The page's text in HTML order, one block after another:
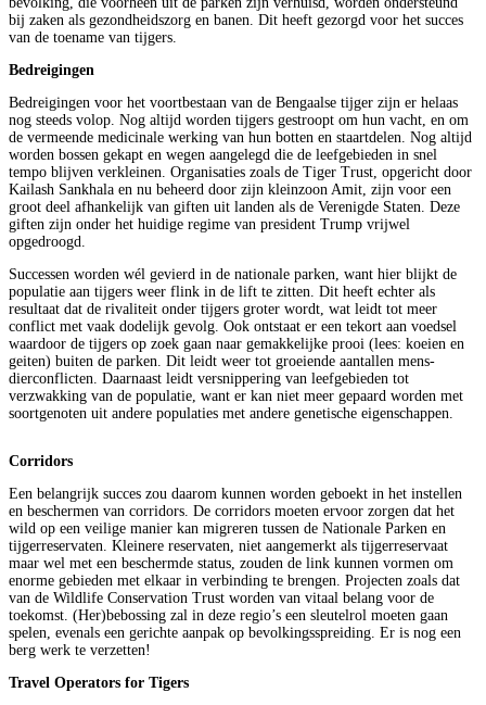
bij zaken als gezondheidszorg en banen. Dit heeft gezorgd voor het succes
van de toename van tijgers.
Bedreigingen
Bedreigingen voor het voortbestaan van de Bengaalse tijger zijn er helaas
nog steeds volop. Nog altijd worden tijgers gestroopt om hun vacht, en om
de vermeende medicinale werking van hun botten en staartdelen. Nog altijd
worden bossen gekapt en wegen aangelegd die de leefgebieden in snel
tempo blijven verkleinen. Organisaties zoals de Tiger Trust, opgericht door
Kailash Sankhala en nu beheerd door zijn kleinzoon Amit, zijn voor een
groot deel afhankelijk van giften uit landen als de Verenigde Staten. Deze
giften zijn onder het huidige regime van president Trump vrijwel
opgedroogd.
Successen worden wél gevierd in de nationale parken, want hier blijkt de
populatie aan tijgers weer flink in de lift te zitten. Dit heeft echter als
resultaat dat de rivaliteit onder tijgers groter wordt, wat leidt tot meer
conflict met vaak dodelijk gevolg. Ook ontstaat er een tekort aan voedsel
waardoor de tijgers op zoek gaan naar gemakkelijke prooi (lees: koeien en
geiten) buiten de parken. Dit leidt weer tot groeiende aantallen mens-
dierconflicten. Daarnaast leidt versnippering van leefgebieden tot
verzwakking van de populatie, want er kan niet meer gepaard worden met
soortgenoten uit andere populaties met andere genetische eigenschappen.
Corridors
Een belangrijk succes zou daarom kunnen worden geboekt in het instellen
en beschermen van corridors. De corridors moeten ervoor zorgen dat het
wild op een veilige manier kan migreren tussen de Nationale Parken en
tijgerreservaten. Kleinere reservaten, niet aangemerkt als tijgerreservaat
maar wel met een beschermde status, zouden de link kunnen vormen om
enorme gebieden met elkaar in verbinding te brengen. Projecten zoals dat
van de Wildlife Conservation Trust worden van vitaal belang voor de
toekomst. (Her)bebossing zal in deze regio’s een sleutelrol moeten gaan
spelen, evenals een gerichte aanpak op bevolkingsspreiding. Er is nog een
berg werk te verzetten!
Travel Operators for Tigers